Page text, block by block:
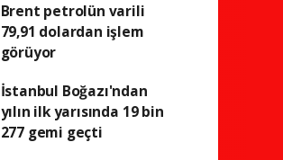
Brent petrolün varili
79,91 dolardan işlem
görüyor
İstanbul Boğazı'ndan
yılın ilk yarısında 19 bin
277 gemi geçti